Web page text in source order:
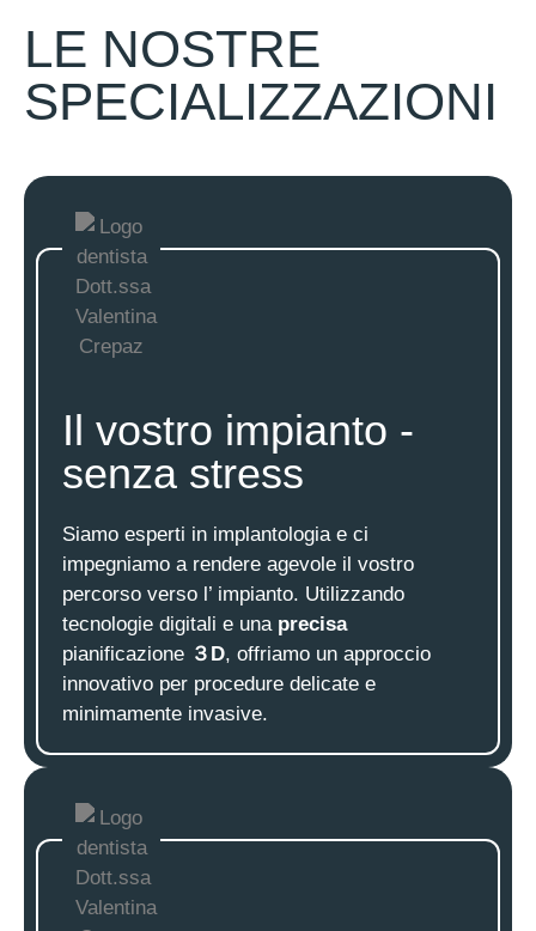
LE NOSTRE
SPECIALIZZAZIONI
Il vostro impianto -
senza stress
Siamo esperti in implantologia e ci
impegniamo a rendere agevole il vostro
percorso verso l’ impianto. Utilizzando
tecnologie digitali e una precisa
pianificazione ３D, offriamo un approccio
innovativo per procedure delicate e
minimamente invasive.